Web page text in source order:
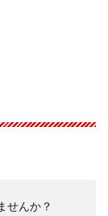
せんか？